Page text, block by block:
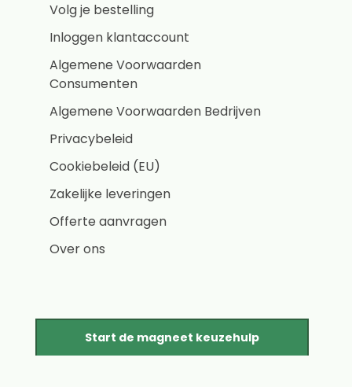
Volg je bestelling
Inloggen klantaccount
Algemene Voorwaarden
Consumenten
Algemene Voorwaarden Bedrijven
Privacybeleid
Cookiebeleid (EU)
Zakelijke leveringen
Offerte aanvragen
Over ons
Start de magneet keuzehulp